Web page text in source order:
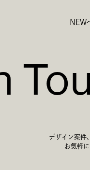
NEW
デザイン案件
お気軽